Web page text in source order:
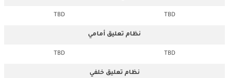
TBD
TBD
نظام تعليق أمامي
TBD
TBD
نظام تعليق خلفي